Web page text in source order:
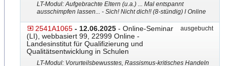
LT-Modul: Aufgebrachte Eltern (u.a.) ... Mal entspannt
ausschimpfen lassen... - Sich! Nicht dich!! (8-stündig) l Online
2541A1065 - 12.06.2025 - Online-Seminar
(LI), webbasiert 99, 22999 Online -
Landesinstitut für Qualifizierung und
Qualitätsentwicklung in Schulen
ausgebucht
LT-Modul: Vorurteilsbewusstes, Rassismus-kritisches Handeln